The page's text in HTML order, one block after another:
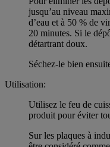
jusqu’au niveau
d’eau et à 50 % de
20 minutes. Si le
détartrant doux.
Séchez-le bien
Utilisation:
Utilisez le feu de
produit pour éviter
Sur les plaques à